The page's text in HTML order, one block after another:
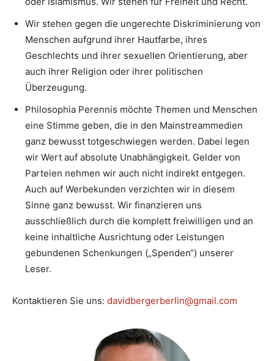
Wir stehen gegen die ungerechte Diskriminierung von
Menschen aufgrund ihrer Hautfarbe, ihres
Geschlechts und ihrer sexuellen Orientierung, aber
auch ihrer Religion oder ihrer politischen
Überzeugung.
Philosophia Perennis möchte Themen und Menschen
eine Stimme geben, die in den Mainstreammedien
ganz bewusst totgeschwiegen werden. Dabei legen
wir Wert auf absolute Unabhängigkeit. Gelder von
Parteien nehmen wir auch nicht indirekt entgegen.
Auch auf Werbekunden verzichten wir in diesem
Sinne ganz bewusst. Wir finanzieren uns
ausschließlich durch die komplett freiwilligen und an
keine inhaltliche Ausrichtung oder Leistungen
gebundenen Schenkungen („Spenden“) unserer
Leser.
Kontaktieren Sie uns: davidbergerberlin@gmail.com